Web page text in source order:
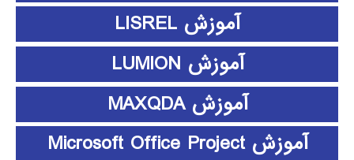
آموزش LISREL
آموزش LUMION
آموزش MAXQDA
آموزش Microsoft Office Project